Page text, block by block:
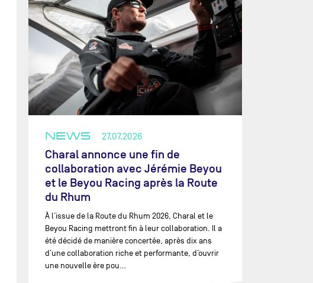
NEWS 27.07.2026
Charal annonce une fin de
collaboration avec Jérémie Beyou
et le Beyou Racing après la Route
du Rhum
À l’issue de la Route du Rhum 2026, Charal et le
Beyou Racing mettront fin à leur collaboration. Il a
été décidé de manière concertée, après dix ans
d’une collaboration riche et performante, d’ouvrir
une nouvelle ère pou…